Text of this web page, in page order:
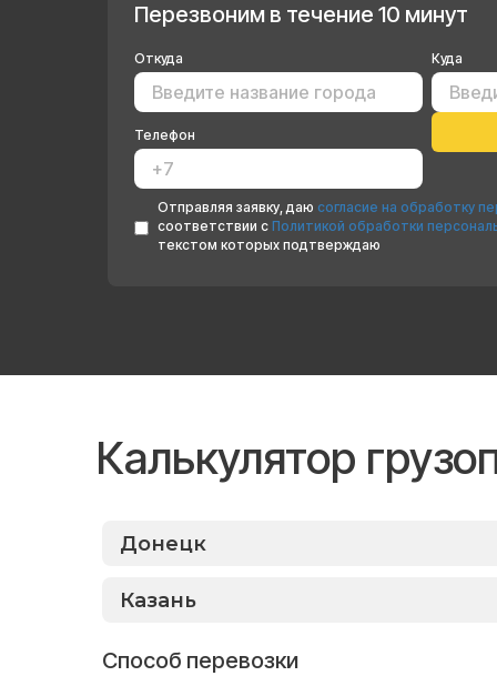
Перезвоним в течение 10 минут
Откуда Куда
Телефон
Отправляя заявку, даю согласие на обработку
соответствии с Политикой обработки
текстом которых подтверждаю
Калькулятор
Способ перевозки